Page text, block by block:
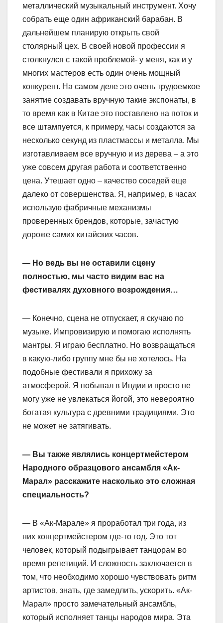
металлический музыкальный инструмент. Хочу
собрать еще один африканский барабан. В
дальнейшем планирую открыть свой
столярный цех. В своей новой профессии я
столкнулся с такой проблемой- у меня, как и у
многих мастеров есть один очень мощный
конкурент. На самом деле это очень трудоемкое
занятие создавать вручную такие экспонаты, в
то время как в Китае это поставлено на поток и
все штампуется, к примеру, часы создаются за
несколько секунд из пластмассы и металла. Мы
изготавливаем все вручную и из дерева – а это
уже совсем другая работа и соответственно
цена. Утешает одно – качество соседей еще
далеко от совершенства. Я, например, в часах
использую фабричные механизмы
проверенных брендов, которые, зачастую
дороже самих китайских часов.
— Но ведь вы не оставили сцену
полностью, мы часто видим вас на
фестивалях духовного возрождения…
— Конечно, сцена не отпускает, я скучаю по
музыке. Импровизирую и помогаю исполнять
мантры. Я играю бесплатно. Но возвращаться
в какую-либо группу мне бы не хотелось. На
подобные фестивали я прихожу за
атмосферой. Я побывал в Индии и просто не
могу уже не увлекаться йогой, это невероятно
богатая культура с древними традициями. Это
не может не затягивать.
— Вы также являлись концертмейстером
Народного образцового ансамбля «Ак-
Марал» расскажите насколько это сложная
специальность?
— В «Ак-Марале» я проработал три года, из
них концертмейстером где-то год. Это тот
человек, который подыгрывает танцорам во
время репетиций. И сложность заключается в
том, что необходимо хорошо чувствовать ритм
артистов, знать, где замедлить, ускорить. «Ак-
Марал» просто замечательный ансамбль,
который исполняет танцы народов мира. Эта